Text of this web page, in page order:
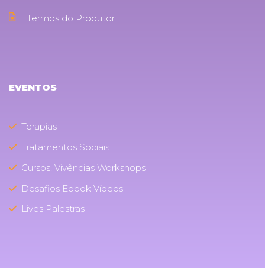
Termos do Produtor
EVENTOS
Terapias
Tratamentos Sociais
Cursos, Vivências Workshops
Desafios Ebook Vídeos
Lives Palestras